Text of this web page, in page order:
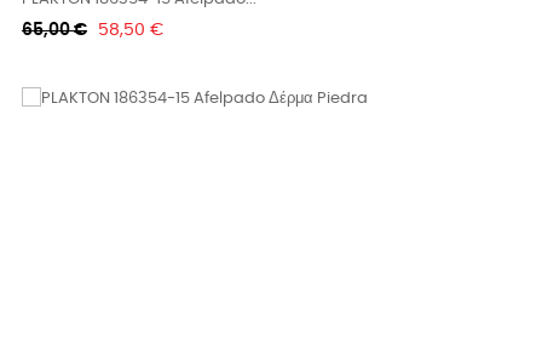
Κανονική
65,00 € Τιμή
58,50 €